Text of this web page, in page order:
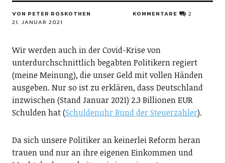
VON PETER ROSKOTHEN
21. JANUAR 2021
KOMMENTARE 2
Wir werden auch in der Covid-Krise von
unterdurchschnittlich begabten Politikern regiert
(meine Meinung), die unser Geld mit vollen Händen
ausgeben. Nur so ist zu erklären, dass Deutschland
inzwischen (Stand Januar 2021) 2.3 Billionen EUR
Schulden hat (Schuldenuhr Bund der Steuerzahler).
Da sich unsere Politiker an keinerlei Reform heran
trauen und nur an ihre eigenen Einkommen und